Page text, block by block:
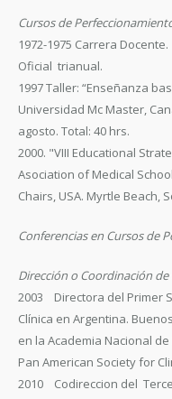
Cursos de
1972-1975 Carrera
Oficial trianual.
1997 Taller: “Enseñanza
Universidad Mc Master,
agosto. Total: 40 hrs.
2000. "VIII Educational
Asociation of Medical
Chairs, USA. Myrtle Beach,
Conferencias en Cursos de
Dirección o Coordinación
2003 Directora del Primer
Clínica en Argentina.
en la Academia Nacional
Pan American Society for
2010 Codireccion del